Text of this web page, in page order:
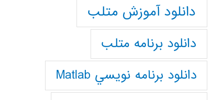
دانلود آموزش متلب
دانلود برنامه متلب
دانلود برنامه نويسي Matlab